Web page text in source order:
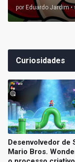
por Eduardo Jardim •
Curiosidades
Desenvolvedor de
Mario Bros.